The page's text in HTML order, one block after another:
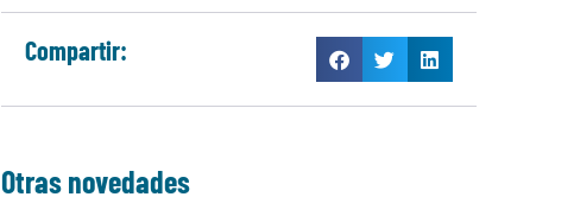
Compartir:
Otras novedades